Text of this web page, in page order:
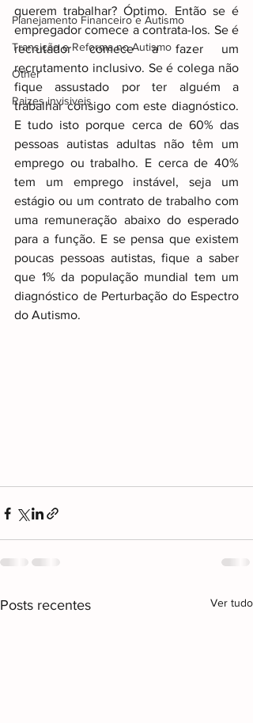
Planejamento Financeiro e Autismo
Transição e Reforma no Autismo
Other
Raizes invisiveis
querem trabalhar? Óptimo. Então se é
empregador comece a contrata-los. Se é
recrutador comece a fazer um
recrutamento inclusivo. Se é colega não
fique assustado por ter alguém a
trabalhar consigo com este diagnóstico.
E tudo isto porque cerca de 60% das
pessoas autistas adultas não têm um
emprego ou trabalho. E cerca de 40%
tem um emprego instável, seja um
estágio ou um contrato de trabalho com
uma remuneração abaixo do esperado
para a função. E se pensa que existem
poucas pessoas autistas, fique a saber
que 1% da população mundial tem um
diagnóstico de Perturbação do Espectro
do Autismo.
Posts recentes Ver tudo